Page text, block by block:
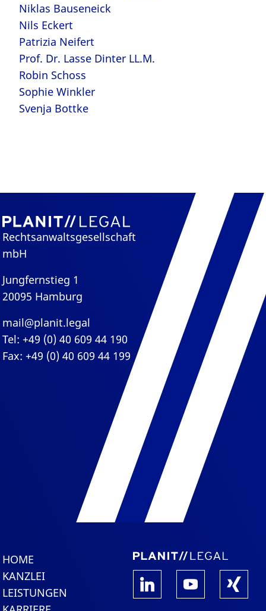
Niklas Bauseneick
Nils Eckert
Patrizia Neifert
Prof. Dr. Lasse Dinter LL.M.
Robin Schoss
Sophie Winkler
Svenja Bottke
Rechtsanwaltsgesellschaft
mbH
Jungfernstieg 1
20095 Hamburg
mail@planit.legal
Tel: +49 (0) 40 609 44 190
Fax: +49 (0) 40 609 44 199
HOME
KANZLEI
LEISTUNGEN